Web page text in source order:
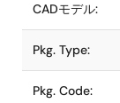
CADモデル:
Pkg. Type:
Pkg. Code: